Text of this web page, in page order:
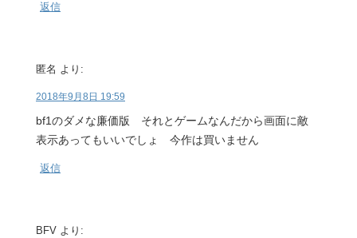
返信
匿名 より:
2018年9月8日 19:59
bf1のダメな廉価版 それとゲームなんだから画面に敵
表示あってもいいでしょ 今作は買いません
返信
BFV より: